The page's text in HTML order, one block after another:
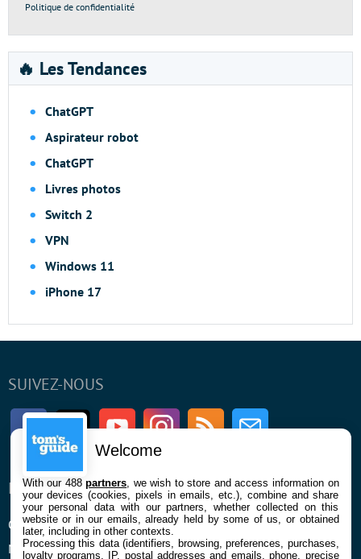
Politique de confidentialité
🔥 Les Tendances
ChatGPT
Aspirateur robot
ChatGPT
Livres photos
Switch 2
VPN
Windows 11
iPhone 17
SUIVEZ-NOUS
FacebookTwitter Youtube InstagramRSS Newsletter
ENTREPRISE
Qui sommes nous
Mentions légales et CGU
À PROPOS
La rédaction
Contact
Welcome
With our 488partners , we wish to store and access information on
your devices (cookies, pixels in emails, etc.), combine and share
your personal data with our partners, whether collected on this
website or in our emails, already held by some of us, or obtained
later, including in other contexts.
Processing this data (identifiers, browsing, preferences, purchases,
loyalty programs, IP, postal addresses and emails, phone, precise